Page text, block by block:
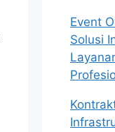
Event
Solusi